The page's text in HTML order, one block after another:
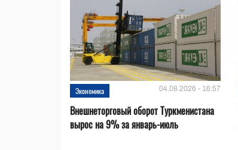
Экономика 04.08.2026 - 16:57
Внешнеторговый оборот Туркменистана
вырос на 9% за январь-июль